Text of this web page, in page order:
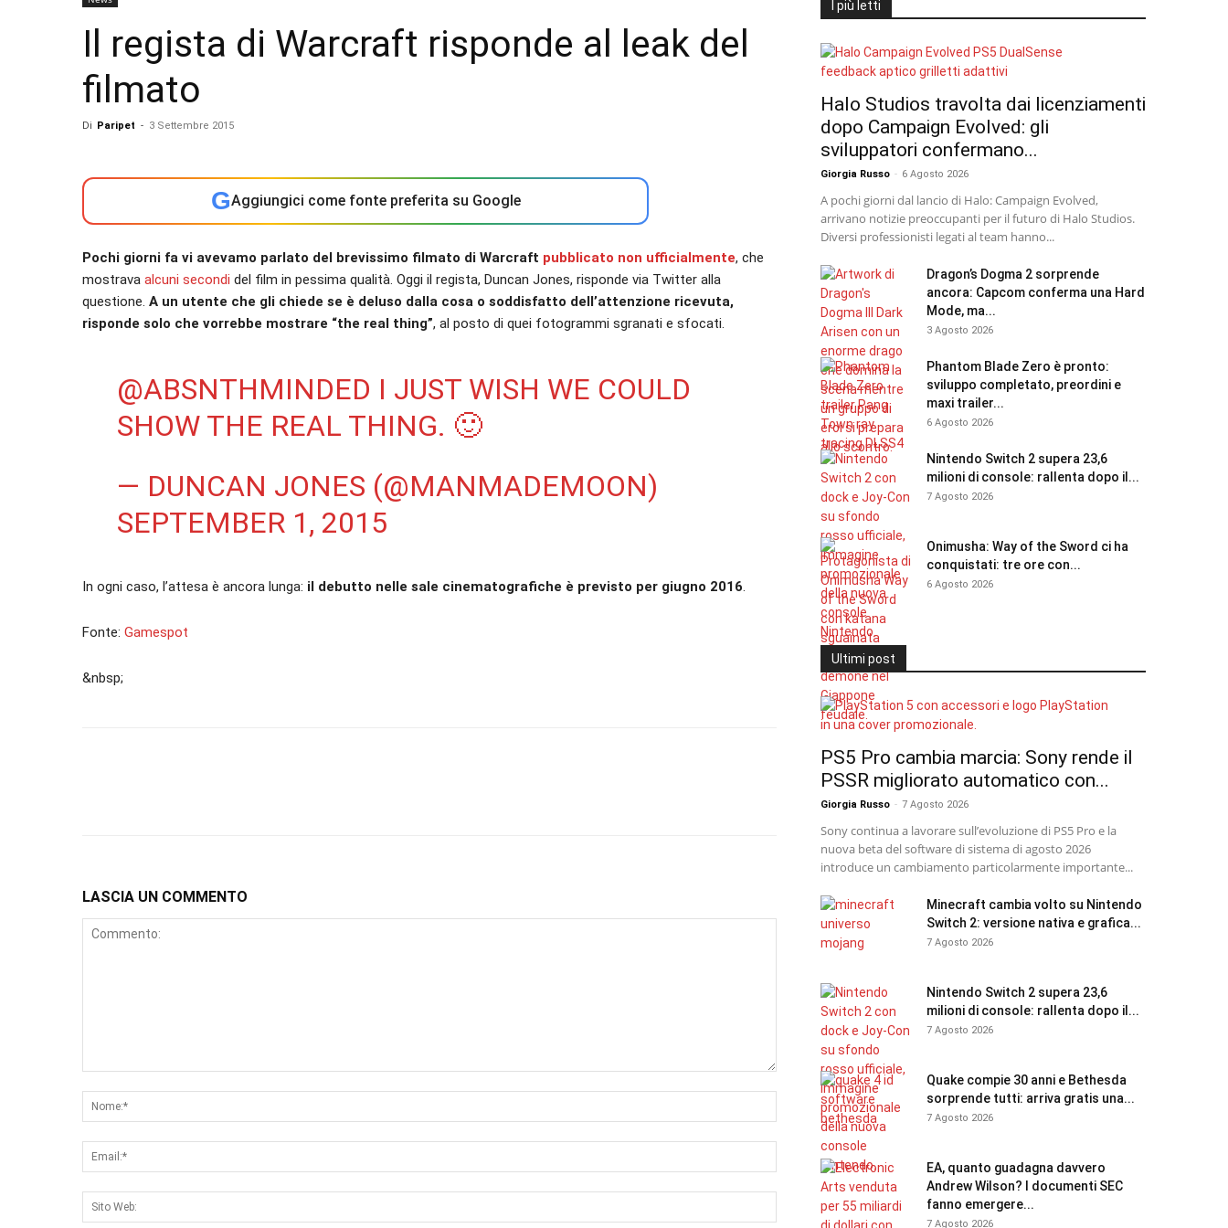
Il regista di Warcraft risponde al leak del
filmato
Di Paripet - 3 Settembre 2015
GAggiungici come fonte preferita su Google
Pochi giorni fa vi avevamo parlato del brevissimo filmato di Warcraft pubblicato non ufficialmente, che
mostrava alcuni secondi del film in pessima qualità. Oggi il regista, Duncan Jones, risponde via Twitter alla
questione. A un utente che gli chiede se è deluso dalla cosa o soddisfatto dell’attenzione ricevuta,
risponde solo che vorrebbe mostrare “the real thing”, al posto di quei fotogrammi sgranati e sfocati.
@ABSNTHMINDED I JUST WISH WE COULD
SHOW THE REAL THING. 🙂
— DUNCAN JONES (@MANMADEMOON)
SEPTEMBER 1, 2015
In ogni caso, l’attesa è ancora lunga: il debutto nelle sale cinematografiche è previsto per giugno 2016.
Fonte: Gamespot
&nbsp;
LASCIA UN COMMENTO
I più letti
Halo Studios travolta dai licenziamenti
dopo Campaign Evolved: gli
sviluppatori confermano...
Giorgia Russo - 6 Agosto 2026
A pochi giorni dal lancio di Halo: Campaign Evolved,
arrivano notizie preoccupanti per il futuro di Halo Studios.
Diversi professionisti legati al team hanno...
Dragon’s Dogma 2 sorprende
ancora: Capcom conferma una Hard
Mode, ma...
3 Agosto 2026
Phantom Blade Zero è pronto:
sviluppo completato, preordini e
maxi trailer...
6 Agosto 2026
Nintendo Switch 2 supera 23,6
milioni di console: rallenta dopo il...
7 Agosto 2026
Onimusha: Way of the Sword ci ha
conquistati: tre ore con...
6 Agosto 2026
Ultimi post
PS5 Pro cambia marcia: Sony rende il
PSSR migliorato automatico con...
Giorgia Russo - 7 Agosto 2026
Sony continua a lavorare sull’evoluzione di PS5 Pro e la
nuova beta del software di sistema di agosto 2026
introduce un cambiamento particolarmente importante...
Minecraft cambia volto su Nintendo
Switch 2: versione nativa e grafica...
7 Agosto 2026
Nintendo Switch 2 supera 23,6
milioni di console: rallenta dopo il...
7 Agosto 2026
Quake compie 30 anni e Bethesda
sorprende tutti: arriva gratis una...
7 Agosto 2026
EA, quanto guadagna davvero
Andrew Wilson? I documenti SEC
fanno emergere...
7 Agosto 2026